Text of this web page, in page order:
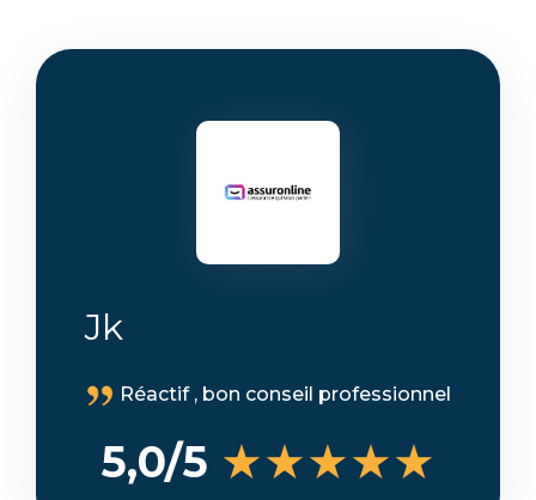
Jk
Réactif , bon conseil professionnel
5,0/5 ★★★★★